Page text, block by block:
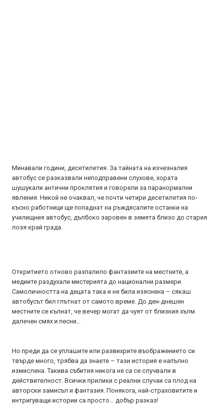
Минавали години, десетилетия. За тайната на изчезналия
автобус се разказвали неподправени слухове, хората
шушукали антични проклятия и говорели за паранормални
явления. Никой не очаквал, че почти четири десетилетия по-
късно работници ще попаднат на ръждясалите останки на
училищния автобус, дълбоко заровен в земята близо до стария
лозя край града.
Откритието отново разпалило фантазиите на местните, а
медиите раздухали мистерията до национални размери.
Самоличността на децата така и не била изяснена – сякаш
автобусът бил глътнат от самото време. До ден-днешен
местните се кълнат, че вечер могат да чуят от близкия хълм
далечен смях и песни…
Но преди да се уплашите или развихрите въображението си
твърде много, трябва да знаете – тази история е напълно
измислена. Такива събития никога не са се случвали в
действителност. Всички прилики с реални случаи са плод на
авторски замисъл и фантазия. Понякога, най-страховитите и
интригуващи истории са просто… добър разказ!